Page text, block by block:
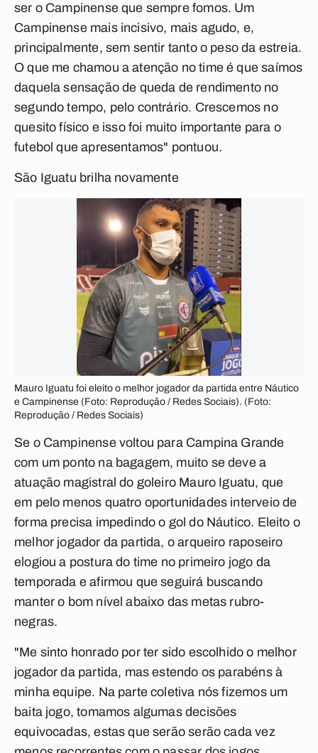
ser o Campinense que sempre fomos. Um
Campinense mais incisivo, mais agudo, e,
principalmente, sem sentir tanto o peso da estreia.
O que me chamou a atenção no time é que saímos
daquela sensação de queda de rendimento no
segundo tempo, pelo contrário. Crescemos no
quesito físico e isso foi muito importante para o
futebol que apresentamos" pontuou.
São Iguatu brilha novamente
Mauro Iguatu foi eleito o melhor jogador da partida entre Náutico
e Campinense (Foto: Reprodução / Redes Sociais). (Foto:
Reprodução / Redes Sociais)
Se o Campinense voltou para Campina Grande
com um ponto na bagagem, muito se deve a
atuação magistral do goleiro Mauro Iguatu, que
em pelo menos quatro oportunidades interveio de
forma precisa impedindo o gol do Náutico. Eleito o
melhor jogador da partida, o arqueiro raposeiro
elogiou a postura do time no primeiro jogo da
temporada e afirmou que seguirá buscando
manter o bom nível abaixo das metas rubro-
negras.
"Me sinto honrado por ter sido escolhido o melhor
jogador da partida, mas estendo os parabéns à
minha equipe. Na parte coletiva nós fizemos um
baita jogo, tomamos algumas decisões
equivocadas, estas que serão serão cada vez